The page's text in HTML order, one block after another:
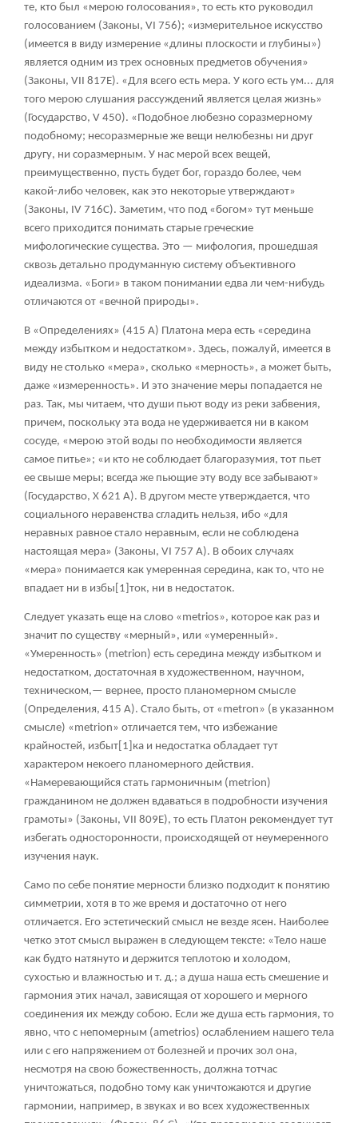
те, кто был «мерою голосования», то есть кто руководил
голосованием (Законы, VI 756); «измерительное искусство
(имеется в виду измерение «длины плоскости и глубины»)
является одним из трех основных предметов обучения»
(Законы, VII 817Е). «Для всего есть мера. У кого есть ум... для
того мерою слушания рассуждений является целая жизнь»
(Государство, V 450). «Подобное любезно соразмерному
подобному; несоразмерные же вещи нелюбезны ни друг
другу, ни соразмерным. У нас мерой всех вещей,
преимущественно, пусть будет бог, гораздо более, чем
какой-либо человек, как это некоторые утверждают»
(Законы, IV 716С). Заметим, что под «богом» тут меньше
всего приходится понимать старые греческие
мифологические существа. Это — мифология, прошедшая
сквозь детально продуманную систему объективного
идеализма. «Боги» в таком понимании едва ли чем-нибудь
отличаются от «вечной природы».
В «Определениях» (415 А) Платона мера есть «середина
между избытком и недостатком». Здесь, пожалуй, имеется в
виду не столько «мера», сколько «мерность», а может быть,
даже «измеренность». И это значение меры попадается не
раз. Так, мы читаем, что души пьют воду из реки забвения,
причем, поскольку эта вода не удерживается ни в каком
сосуде, «мерою этой воды по необходимости является
самое питье»; «и кто не соблюдает благоразумия, тот пьет
ее свыше меры; всегда же пьющие эту воду все забывают»
(Государство, X 621 А). В другом месте утверждается, что
социального неравенства сгладить нельзя, ибо «для
неравных равное стало неравным, если не соблюдена
настоящая мера» (Законы, VI 757 А). В обоих случаях
«мера» понимается как умеренная середина, как то, что не
впадает ни в избы [1] ток, ни в недостаток.
Следует указать еще на слово «metrios», которое как раз и
значит по существу «мерный», или «умеренный».
«Умеренность» (metrion) есть середина между избытком и
недостатком, достаточная в художественном, научном,
техническом,— вернее, просто планомерном смысле
(Определения, 415 А). Стало быть, от «metron» (в указанном
смысле) «metrion» отличается тем, что избежание
крайностей, избыт [1] ка и недостатка обладает тут
характером некоего планомерного действия.
«Намеревающийся стать гармоничным (metrion)
гражданином не должен вдаваться в подробности изучения
грамоты» (Законы, VII 809Е), то есть Платон рекомендует тут
избегать односторонности, происходящей от неумеренного
изучения наук.
Само по себе понятие мерности близко подходит к понятию
симметрии, хотя в то же время и достаточно от него
отличается. Его эстетический смысл не везде ясен. Наиболее
четко этот смысл выражен в следующем тексте: «Тело наше
как будто натянуто и держится теплотою и холодом,
сухостью и влажностью и т. д.; а душа наша есть смешение и
гармония этих начал, зависящая от хорошего и мерного
соединения их между собою. Если же душа есть гармония, то
явно, что с непомерным (ametrios) ослаблением нашего тела
или с его напряжением от болезней и прочих зол она,
несмотря на свою божественность, должна тотчас
уничтожаться, подобно тому как уничтожаются и другие
гармонии, например, в звуках и во всех художественных